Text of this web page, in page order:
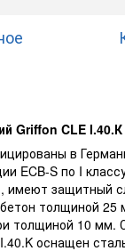
Griffon CLE I.40.К
в
ECB-S по I
имеют защитный
толщиной 25
толщиной 10 мм.
оснащен